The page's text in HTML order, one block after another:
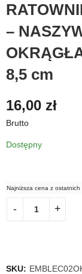
–
8,5 cm
16,00 zł
Brutto
Dostępny
Najniższa cena z
SKU: